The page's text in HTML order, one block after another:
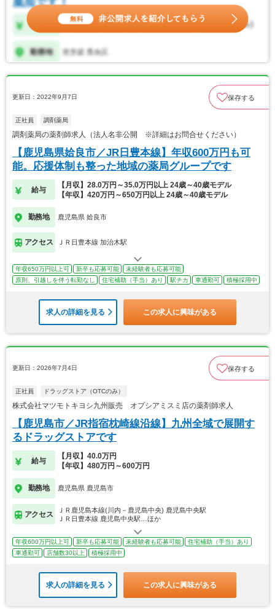
更新日：2022年9月7日 保存する
正社員 調剤薬局
調剤薬局の薬剤師求人（法人名非公開 ※詳細はお問合せください）
【鹿児島県姶良市／JR日豊本線】年収600万円も可
能。応援体制も整った地域の薬局グループです
給与
【月収】28.0万円～35.0万円以上 24歳～40歳モデル
【年収】420万円～650万円以上 24歳～40歳モデル
勤務地 鹿児島県 姶良市
アクセス ＪＲ日豊本線 加治木駅
年収650万円以上可 新卒も応募可能
未経験者も応募可能
原則、引越しを伴う転勤なし
住宅補助（手当）あり 駅チカ 車通勤可 積極採用中
求人の詳細を見る この求人に興味がある
更新日：2026年7月4日 保存する
正社員 ドラッグストア（OTCのみ）
株式会社マツモトキヨシ九州販売 オプシアミスミ店の薬剤師求人
【鹿児島市／JR指宿枕崎線沿線】九州全域で展開す
るドラッグストアです
給与
【月収】40.0万円
【年収】480万円～600万円
勤務地 鹿児島県 鹿児島市
アクセス
ＪＲ鹿児島本線(川内－鹿児島中央) 鹿児島中央駅
ＪＲ日豊本線 鹿児島中央駅…ほか
年収600万円以上可 新卒も応募可能 未経験者も応募可能
住宅補助（手当）あり
車通勤可
店舗数30以上 積極採用中
求人の詳細を見る この求人に興味がある